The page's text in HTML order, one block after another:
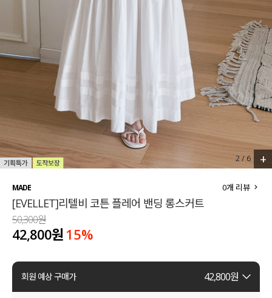
MADE
세트할인 ~30%
살안타템
110사이즈
티셔츠
팬츠
셔츠
원피스
원피스
팬츠
스커트
언더웨어
2/ 6 +
MADE
[EVELLET]리텔비 코튼 플레어 밴딩 롱스커트
0개 리뷰
50,300원
42,800원 15%
회원 예상 구매가 42,800원